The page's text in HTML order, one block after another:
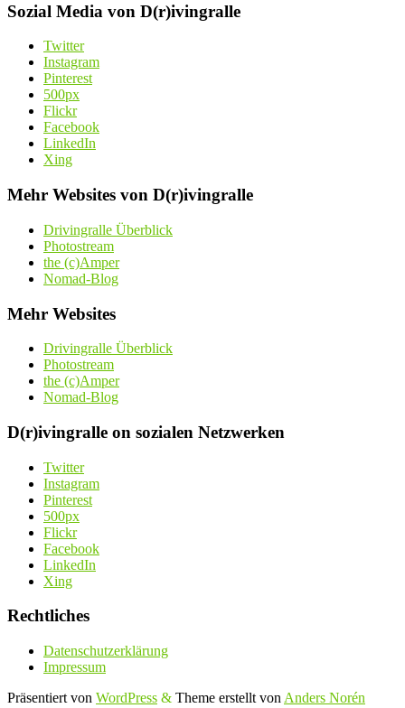
Sozial Media von D(r)ivingralle
Twitter
Instagram
Pinterest
500px
Flickr
Facebook
LinkedIn
Xing
Mehr Websites von D(r)ivingralle
Drivingralle Überblick
Photostream
the (c)Amper
Nomad-Blog
Mehr Websites
Drivingralle Überblick
Photostream
the (c)Amper
Nomad-Blog
D(r)ivingralle on sozialen Netzwerken
Twitter
Instagram
Pinterest
500px
Flickr
Facebook
LinkedIn
Xing
Rechtliches
Datenschutzerklärung
Impressum
Präsentiert von WordPress & Theme erstellt von Anders Norén